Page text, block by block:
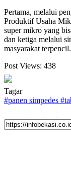
Pertama, melalui
Produktif Usaha
super mikro yang
dan ketiga melalui
masyarakat terpencil.
Post Views: 438
Tagar
#panen simpedes #